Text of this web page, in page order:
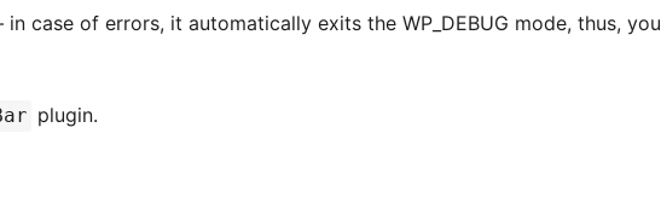
case of errors, it automatically exits the WP_DEBUG mode, thus, you
plugin.